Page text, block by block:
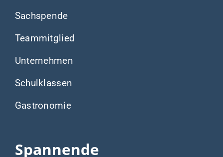
Sachspende
Teammitglied
Unternehmen
Schulklassen
Gastronomie
Spannende